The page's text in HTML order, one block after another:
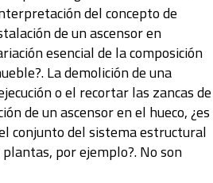
del concepto de
de un ascensor en
esencial de la composición
La demolición de una
o el recortar las zancas de
de un ascensor en el hueco, ¿es
conjunto del sistema estructural
por ejemplo?. No son